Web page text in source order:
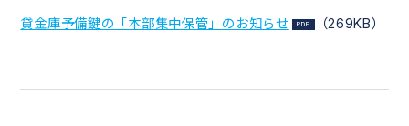
貸金庫予備鍵の「本部集中保管」のお知らせ （269KB）